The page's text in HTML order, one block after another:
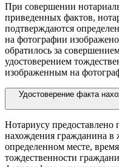
При совершении
приведенных фактов,
подтверждаются
на фотографии
обратилось за
удостоверением
изображенным на
Удостоверение факта
Нотариусу предоставлено
нахождения гражданина
определенном месте,
тождественности